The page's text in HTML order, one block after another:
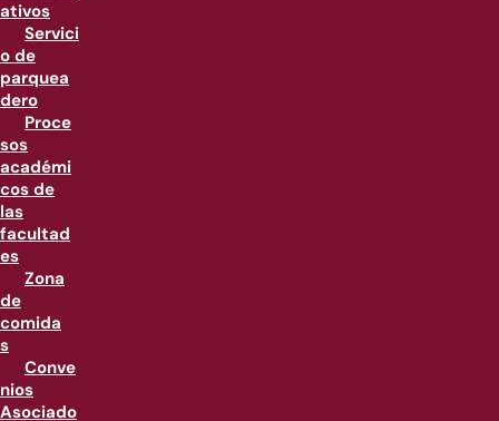
ativos
Servici
o de
parquea
dero
Proce
sos
académi
cos de
las
facultad
es
Zona
de
comida
s
Conve
nios
Asociado